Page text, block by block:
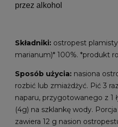
przez alkohol
Składniki: ostropest
marianum)* 100%. *produkt
Sposób użycia: nasiona
rozbić lub zmiażdżyć. Pić 3
naparu, przygotowanego z 1
(4g) na szklankę wody.
zawiera 12 g nasion